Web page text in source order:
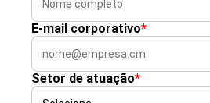
E-mail corporativo*
Setor de atuação*